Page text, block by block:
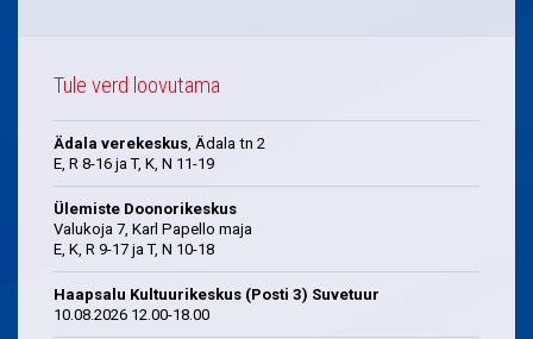
Tule verd loovutama
Ädala verekeskus, Ädala tn 2
E, R 8-16 ja T, K, N 11-19
Ülemiste Doonorikeskus
Valukoja 7, Karl Papello maja
E, K, R 9-17 ja T, N 10-18
Haapsalu Kultuurikeskus (Posti 3) Suvetuur
10.08.2026 12.00-18.00